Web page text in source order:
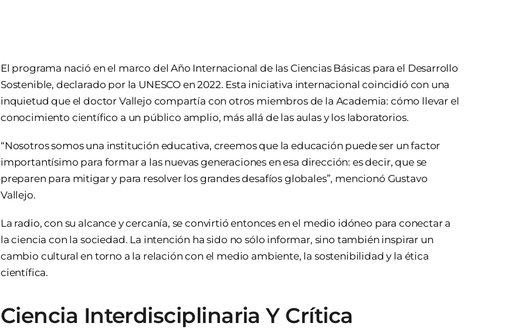
El programa nació en el marco del Año Internacional de las Ciencias Básicas para el Desarrollo
Sostenible, declarado por la UNESCO en 2022. Esta iniciativa internacional coincidió con una
inquietud que el doctor Vallejo compartía con otros miembros de la Academia: cómo llevar el
conocimiento científico a un público amplio, más allá de las aulas y los laboratorios.
“Nosotros somos una institución educativa, creemos que la educación puede ser un factor
importantísimo para formar a las nuevas generaciones en esa dirección: es decir, que se
preparen para mitigar y para resolver los grandes desafíos globales”, mencionó Gustavo
Vallejo.
La radio, con su alcance y cercanía, se convirtió entonces en el medio idóneo para conectar a
la ciencia con la sociedad. La intención ha sido no sólo informar, sino también inspirar un
cambio cultural en torno a la relación con el medio ambiente, la sostenibilidad y la ética
científica.
Ciencia Interdisciplinaria Y Crítica